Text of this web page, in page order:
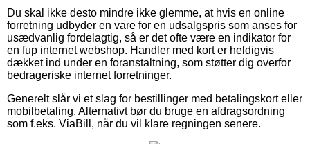
Du skal ikke desto mindre ikke glemme, at hvis en online
forretning udbyder en vare for en udsalgspris som anses for
usædvanlig fordelagtig, så er det ofte være en indikator for
en fup internet webshop. Handler med kort er heldigvis
dækket ind under en foranstaltning, som støtter dig overfor
bedrageriske internet forretninger.
Generelt slår vi et slag for bestillinger med betalingskort eller
mobilbetaling. Alternativt bør du bruge en afdragsordning
som f.eks. ViaBill, når du vil klare regningen senere.